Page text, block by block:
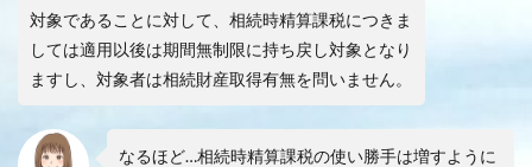
対象であることに対して、相続時精算課税につきま
しては適用以後は期間無制限に持ち戻し対象となり
ますし、対象者は相続財産取得有無を問いません。
なるほど…相続時精算課税の使い勝手は増すように